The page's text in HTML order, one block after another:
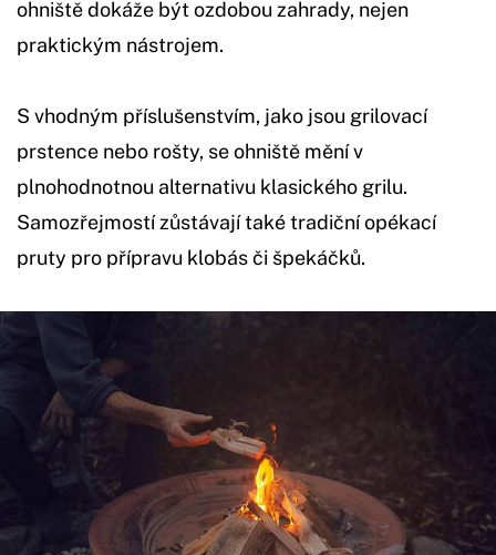
ohniště dokáže být ozdobou zahrady, nejen
praktickým nástrojem.
S vhodným příslušenstvím, jako jsou grilovací
prstence nebo rošty, se ohniště mění v
plnohodnotnou alternativu klasického grilu.
Samozřejmostí zůstávají také tradiční opékací
pruty pro přípravu klobás či špekáčků.